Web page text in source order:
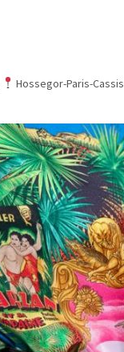
Hossegor-Paris-Cassis